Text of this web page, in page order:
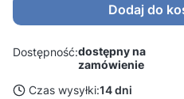
Dodaj do
Dostępność:dostępny na
zamówienie
Czas wysyłki:14 dni